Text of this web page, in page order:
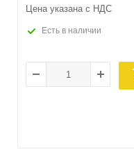
Цена указана с НДС
Есть в наличии